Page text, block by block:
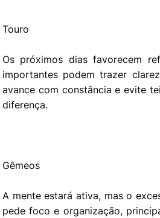
Touro
Os próximos dias favorecem
importantes podem trazer
avance com constância e evite
diferença.
Gêmeos
A mente estará ativa, mas o
pede foco e organização,